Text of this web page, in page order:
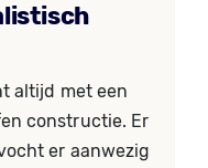
altijd met een
constructie. Er
er aanwezig